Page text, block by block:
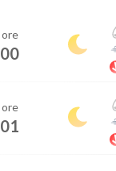
ore
00
ore
01